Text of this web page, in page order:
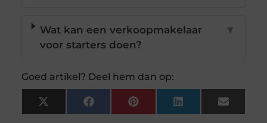
Wat kan een verkoopmakelaar
voor starters doen?
▼
Goed artikel? Deel hem dan op:
X
(Twitter)
FacebookPinterestLinkedInEmail